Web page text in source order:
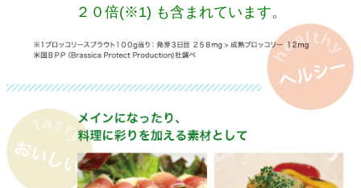
２０倍(※1) も含まれています。